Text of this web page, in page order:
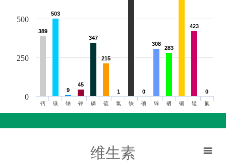
389
389
503
503
9
9
45
45
347
347
215
215
1
1 0
0
308
308
283
283
423
423
0
0
钙 镁 钠 钾 磷 硫 氯 铁 碘 锌 硒 铜 锰 氟
0
250
500
维生素